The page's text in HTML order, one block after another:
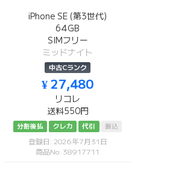
iPhone SE (第3世代)
64GB
SIMフリー
ミッドナイト
中古Cランク
¥ 27,480
リコレ
送料550円
分割後払 クレカ 代引 振込
登録日: 2026年7月31日
商品No: 38917711